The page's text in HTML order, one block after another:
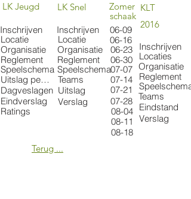
LK Jeugd
Inschrijven
Locatie
Organisatie
Reglement
Speelschema
Uitslag per catgorie
Dagveslagen
Eindverslag
Ratings
Zomer KLT
2016
Inschrijven
Organisatie
Reglement
Locaties
Teams
Eindstand
Verslag
Speelschema
LK Snel
Inschrijven
Locatie
Organisatie
Reglement
Speelschema
Teams
Uitslag
Verslag
06-09
schaak
06-16
06-23
06-30
07-07
07-14
07-28
08-04
07-21
08-11
08-18
Terug ...